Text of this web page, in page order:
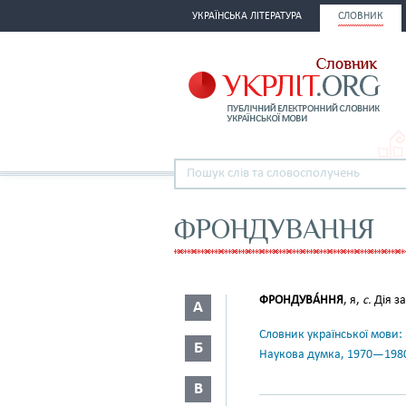
УКРАЇНСЬКА ЛІТЕРАТУРА СЛОВНИК
ФРОНДУВАННЯ
А
Б
В
ФРОНДУВА́ННЯ, я, с. Дія
Словник української
Наукова думка,